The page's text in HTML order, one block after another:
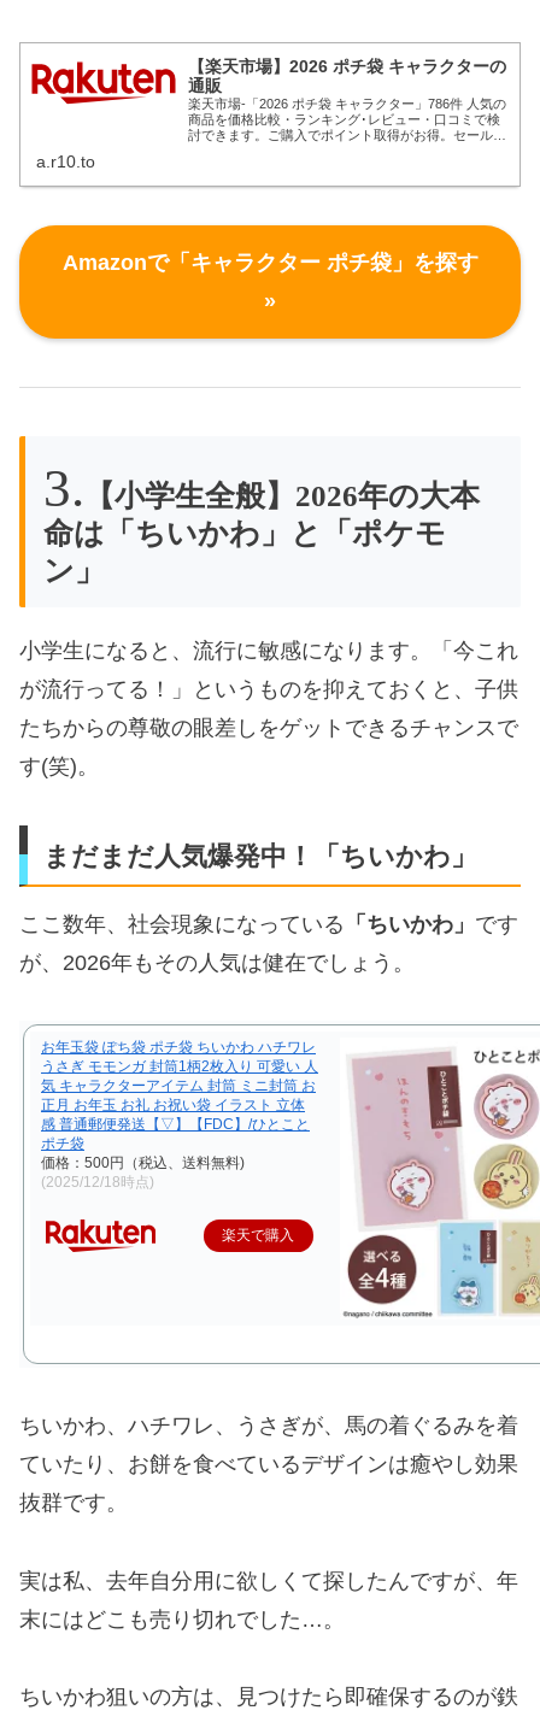
【楽天市場】2026 ポチ袋 キャラクターの
通販
楽天市場-「2026 ポチ袋 キャラクター」786件 人気の
商品を価格比較・ランキング･レビュー・口コミで検
討できます。ご購入でポイント取得がお得。セール商
a.r10.to
Amazonで「キャラクター ポチ袋」を探す
»
【小学生全般】2026年の大本
命は「ちいかわ」と「ポケモ
ン」
小学生になると、流行に敏感になります。「今これ
が流行ってる！」というものを抑えておくと、子供
たちからの尊敬の眼差しをゲットできるチャンスで
す(笑)。
まだまだ人気爆発中！「ちいかわ」
ここ数年、社会現象になっている 「ちいかわ」 です
が、2026年もその人気は健在でしょう。
お年玉袋 ぽち袋 ポチ袋 ちいかわ ハチワレ
うさぎ モモンガ 封筒1柄2枚入り 可愛い 人
気 キャラクターアイテム 封筒 ミニ封筒 お
正月 お年玉 お礼 お祝い袋 イラスト 立体
感 普通郵便発送【▽】【FDC】/ひとこと
ポチ袋
価格：500円（税込、送料無料)
(2025/12/18時点)
楽天で購入
ちいかわ、ハチワレ、うさぎが、馬の着ぐるみを着
ていたり、お餅を食べているデザインは癒やし効果
抜群です。
実は私、去年自分用に欲しくて探したんですが、年
末にはどこも売り切れでした…。
ちいかわ狙いの方は、見つけたら即確保するのが鉄